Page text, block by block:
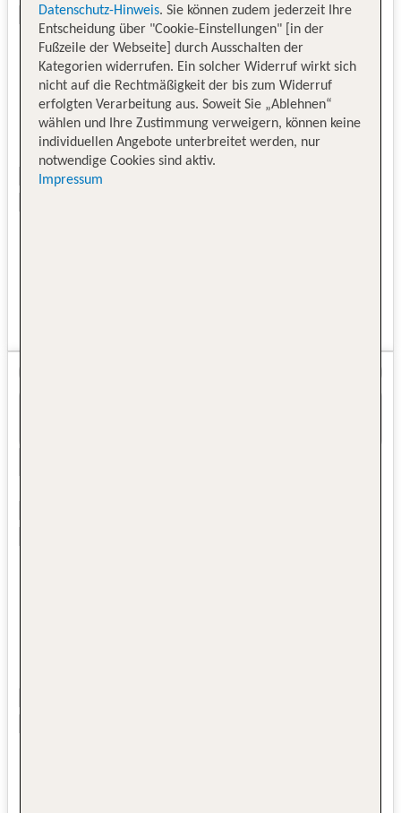
Datenschutz-Hinweis. Sie können zudem jederzeit Ihre
Entscheidung über "Cookie-Einstellungen" [in der
Fußzeile der Webseite] durch Ausschalten der
Kategorien widerrufen. Ein solcher Widerruf wirkt sich
nicht auf die Rechtmäßigkeit der bis zum Widerruf
erfolgten Verarbeitung aus. Soweit Sie „Ablehnen“
wählen und Ihre Zustimmung verweigern, können keine
individuellen Angebote unterbreitet werden, nur
notwendige Cookies sind aktiv.
Impressum